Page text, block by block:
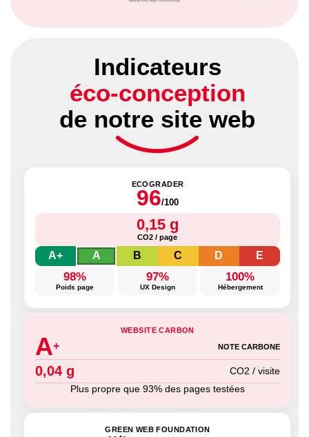
Indicateurs
éco-conception
de notre site web
ECOGRADER
96/100
0,15 g
CO2 / page
A+ A B C D E
98%
Poids page
97%
UX Design
100%
Hébergement
WEBSITE CARBON
A+ NOTE CARBONE
0,04 g
CO2 / visite
Plus propre que 93% des pages testées
GREEN WEB FOUNDATION